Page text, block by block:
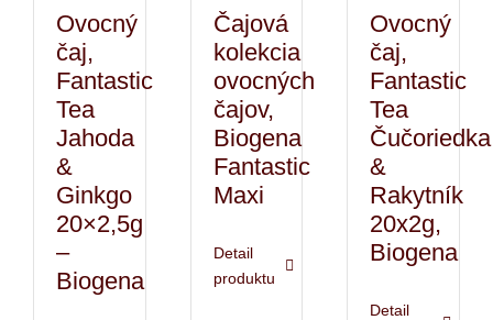
Ovocný
čaj,
Fantastic
Tea
Jahoda
&
Ginkgo
20×2,5g
–
Biogena
Čajová
kolekcia
ovocných
čajov,
Biogena
Fantastic
Maxi
Detail
produktu
Ovocný
čaj,
Fantastic
Tea
Čučoriedka
&
Rakytník
20x2g,
Biogena
Detail